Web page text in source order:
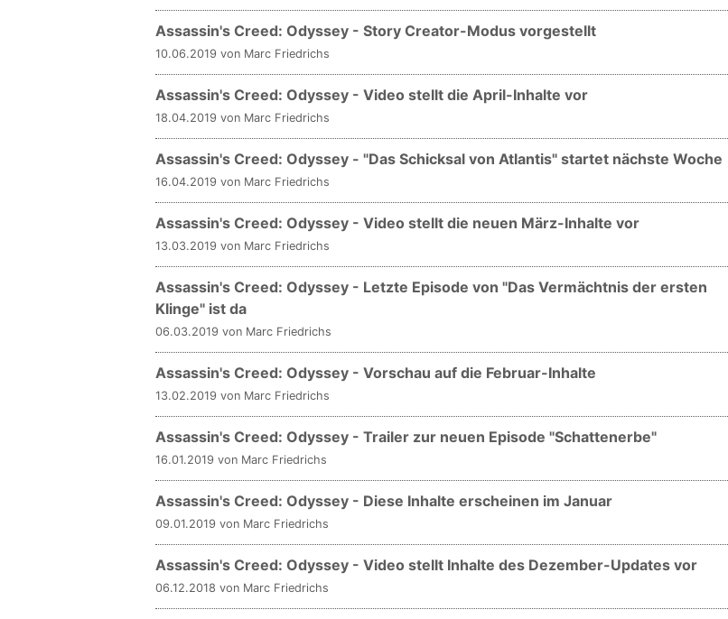
Assassin's Creed: Odyssey - Story Creator-Modus vorgestellt
10.06.2019 von Marc Friedrichs
Assassin's Creed: Odyssey - Video stellt die April-Inhalte vor
18.04.2019 von Marc Friedrichs
Assassin's Creed: Odyssey - "Das Schicksal von Atlantis" startet nächste Woche
16.04.2019 von Marc Friedrichs
Assassin's Creed: Odyssey - Video stellt die neuen März-Inhalte vor
13.03.2019 von Marc Friedrichs
Assassin's Creed: Odyssey - Letzte Episode von "Das Vermächtnis der ersten
Klinge" ist da
06.03.2019 von Marc Friedrichs
Assassin's Creed: Odyssey - Vorschau auf die Februar-Inhalte
13.02.2019 von Marc Friedrichs
Assassin's Creed: Odyssey - Trailer zur neuen Episode "Schattenerbe"
16.01.2019 von Marc Friedrichs
Assassin's Creed: Odyssey - Diese Inhalte erscheinen im Januar
09.01.2019 von Marc Friedrichs
Assassin's Creed: Odyssey - Video stellt Inhalte des Dezember-Updates vor
06.12.2018 von Marc Friedrichs